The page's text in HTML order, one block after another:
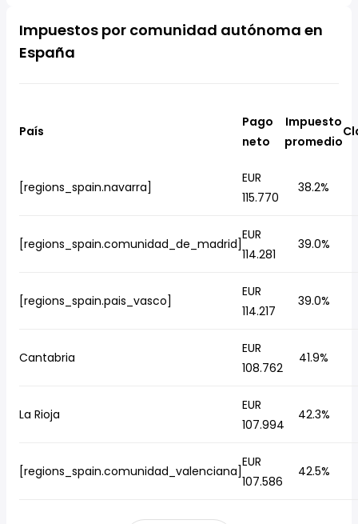
Impuestos por comunidad autónoma en
España
País
Pago
neto
Impuesto
promedio
[regions_spain.navarra]
EUR
115.770
38.2%
[regions_spain.comunidad_de_madrid]
EUR
114.281
39.0%
[regions_spain.pais_vasco]
EUR
114.217
39.0%
Cantabria
EUR
108.762
41.9%
La Rioja
EUR
107.994
42.3%
[regions_spain.comunidad_valenciana]
EUR
107.586
42.5%